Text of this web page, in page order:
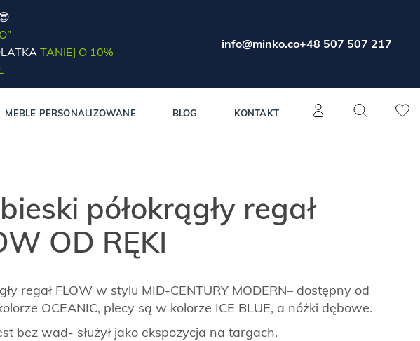
TANIEJ O 10%
info@minko.co+48 507 507 217
MEBLE PERSONALIZOWANE BLOG KONTAKT
półokrągły regał
OD RĘKI
regał FLOW w stylu MID-CENTURY MODERN– dostępny od
OCEANIC, plecy są w kolorze ICE BLUE, a nóżki dębowe.
bez wad- służył jako ekspozycja na targach.